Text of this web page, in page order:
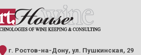
г. Ростов-на-Дону, ул. Пушкинская, 29